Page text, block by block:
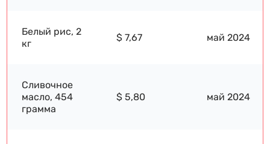
Белый рис, 2
кг
$ 7,67 май 2024
Сливочное
масло, 454
грамма
$ 5,80 май 2024